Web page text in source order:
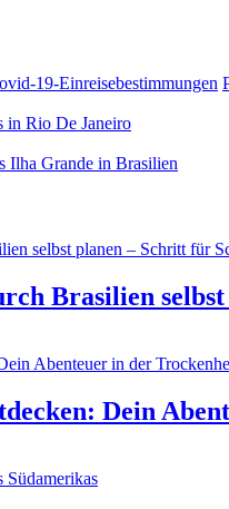
19-Einreisebestimmungen
in Rio De Janeiro
Ilha Grande in Brasilien
Brasilien
Dein